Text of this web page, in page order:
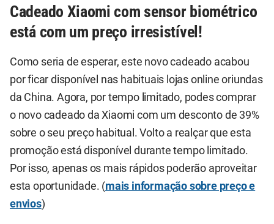
Cadeado Xiaomi com sensor biométrico
está com um preço irresistível!
Como seria de esperar, este novo cadeado acabou
por ficar disponível nas habituais lojas online oriundas
da China. Agora, por tempo limitado, podes comprar
o novo cadeado da Xiaomi com um desconto de 39%
sobre o seu preço habitual. Volto a realçar que esta
promoção está disponível durante tempo limitado.
Por isso, apenas os mais rápidos poderão aproveitar
esta oportunidade. (mais informação sobre preço e
envios)